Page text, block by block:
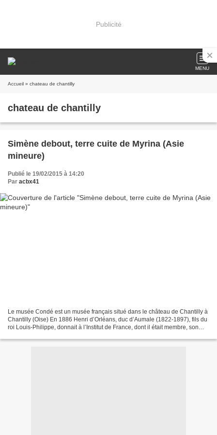
Publicité
MENU
Accueil » chateau de chantilly
chateau de chantilly
Simène debout, terre cuite de Myrina (Asie
mineure)
Publié le 19/02/2015 à 14:20
Par acbx41
Le musée Condé est un musée français situé dans le château de Chantilly à
Chantilly (Oise) En 1886 Henri d’Orléans, duc d’Aumale (1822-1897), fils du
roi Louis-Philippe, donnait à l’Institut de France, dont il était membre, son